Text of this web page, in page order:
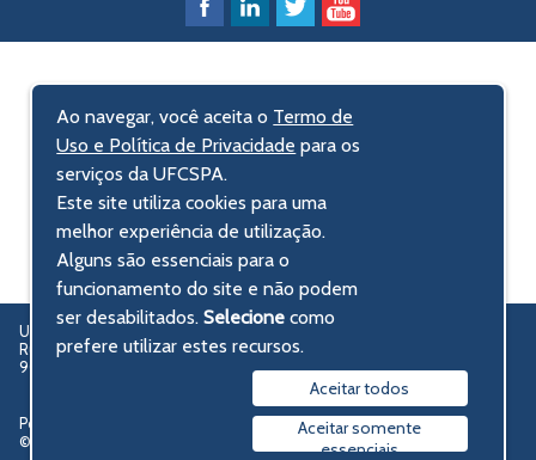
UFCSPA – Universidade Federal de Ciências da Saúde de Porto Alegre
Rua Sarmento Leite, 245 - Centro Histórico
90050-170 Porto Alegre, RS, Brasil
Política de privacidade
© 2009-2026 UFCSPA
Ao navegar, você aceita o Termo de
Uso e Política de Privacidade para os
serviços da UFCSPA.
Este site utiliza cookies para uma
melhor experiência de utilização.
Alguns são essenciais para o
funcionamento do site e não podem
ser desabilitados.Selecionecomo
prefere utilizar estes recursos.
Aceitar todos
Aceitar somente
essenciais